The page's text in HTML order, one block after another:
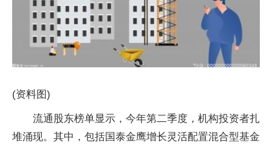
(资料图)
流通股东榜单显示，今年第二季度，机构投资者扎
堆涌现。其中，包括国泰金鹰增长灵活配置混合型基金